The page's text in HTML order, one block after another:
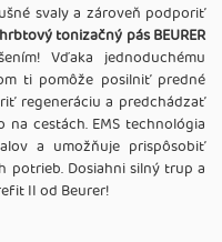
svaly a zároveň podporiť
tonizačný pás BEURER
Vďaka jednoduchému
ti pomôže posilniť predné
regeneráciu a predchádzať
cestách. EMS technológia
a umožňuje prispôsobiť
Dosiahni silný trup a
II od Beurer!